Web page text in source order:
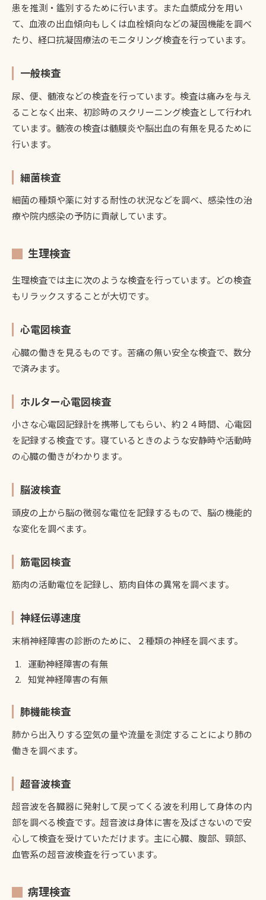
患を推測・鑑別するために行います。また血漿成分を用い
て、血液の出血傾向もしくは血栓傾向などの凝固機能を調べ
たり、経口抗凝固療法のモニタリング検査を行っています。
一般検査
尿、便、髄液などの検査を行っています。検査は痛みを与え
ることなく出来、初診時のスクリーニング検査として行われ
ています。髄液の検査は髄膜炎や脳出血の有無を見るために
行います。
細菌検査
細菌の種類や薬に対する耐性の状況などを調べ、感染性の治
療や院内感染の予防に貢献しています。
生理検査
生理検査では主に次のような検査を行っています。どの検査
もリラックスすることが大切です。
心電図検査
心臓の働きを見るものです。苦痛の無い安全な検査で、数分
で済みます。
ホルター心電図検査
小さな心電図記録計を携帯してもらい、約２４時間、心電図
を記録する検査です。寝ているときのような安静時や活動時
の心臓の働きがわかります。
脳波検査
頭皮の上から脳の微弱な電位を記録するもので、脳の機能的
な変化を調べます。
筋電図検査
筋肉の活動電位を記録し、筋肉自体の異常を調べます。
神経伝導速度
末梢神経障害の診断のために、２種類の神経を調べます。
運動神経障害の有無
知覚神経障害の有無
肺機能検査
肺から出入りする空気の量や流量を測定することにより肺の
働きを調べます。
超音波検査
超音波を各臓器に発射して戻ってくる波を利用して身体の内
部を調べる検査です。超音波は身体に害を及ばさないので安
心して検査を受けていただけます。主に心臓、腹部、頸部、
血管系の超音波検査を行っています。
病理検査